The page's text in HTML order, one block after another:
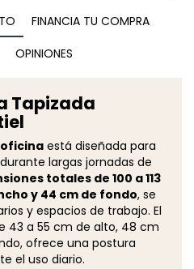
FINANCIA TU COMPRA
OPINIONES
Tapizada
está diseñada para
largas jornadas de
totales de 100 a 113
y 44 cm de fondo, se
y espacios de trabajo. El
43 a 55 cm de alto, 48 cm
ofrece una postura
el uso diario.